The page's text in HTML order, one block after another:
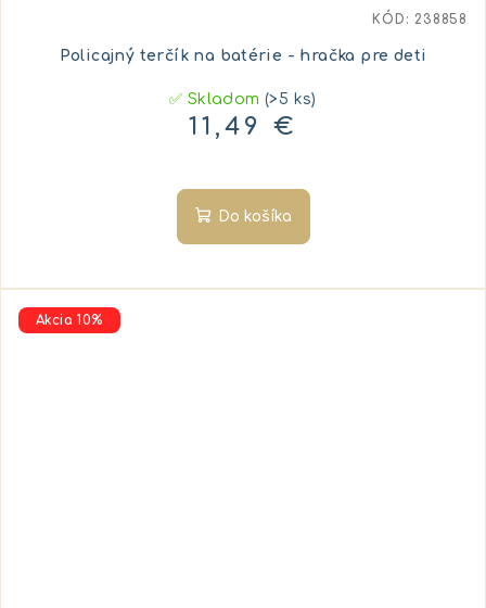
Policajný terčík na batérie - hračka pre deti
✅ Skladom(>5 ks)
11,49 €
Do košíka
KÓD: 238858
Akcia 10%